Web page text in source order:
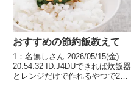
おすすめの節約飯教えて
1：名無しさん 2026/05/15(金)
20:54:32 ID:J4DUできれば炊飯器
とレンジだけで作れるやつで2：